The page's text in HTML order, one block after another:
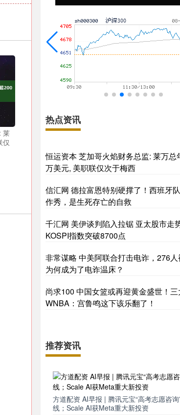
莱
仅
热点资讯
恒运资本 芝加哥火焰财务总监: 莱万总
万美元, 美职联仅次于梅西
信汇网 德拉富恩特别硬撑了！西班牙队
作秀，是生死存亡的自救
千汇网 美伊谈判陷入拉锯 亚太股市走
KOSPI指数突破8700点
非常谋略 中美阿联合打击电诈，276
为何成为了电诈温床？
尚求100 中国女篮或再迎黄金盛世！
WNBA：宫鲁鸣这下该乐翻了！
推荐资讯
方道配资 AI早报 | 腾讯元宝“高考志愿咨询
线；Scale AI获Meta重大新投资